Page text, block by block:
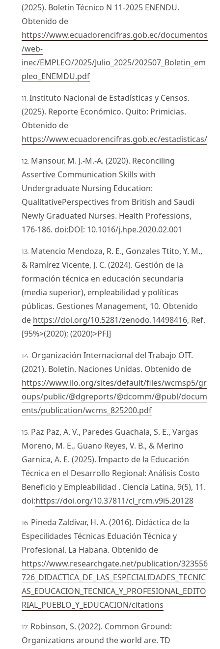
(2025). Boletín Técnico N 11-2025 ENENDU.
Obtenido de
https://www.ecuadorencifras.gob.ec/documentos
/web-
inec/EMPLEO/2025/Julio_2025/202507_Boletin_em
pleo_ENEMDU.pdf
Instituto Nacional de Estadísticas y Censos.
(2025). Reporte Económico. Quito: Primicias.
Obtenido de
https://www.ecuadorencifras.gob.ec/estadisticas/
Mansour, M. J.-M.-A. (2020). Reconciling
Assertive Communication Skills with
Undergraduate Nursing Education:
QualitativePerspectives from British and Saudi
Newly Graduated Nurses. Health Professions,
176-186. doi:DOI: 10.1016/j.hpe.2020.02.001
Matencio Mendoza, R. E., Gonzales Ttito, Y. M.,
& Ramírez Vicente, J. C. (2024). Gestión de la
formación técnica en educación secundaria
(media superior), empleabilidad y políticas
públicas. Gestiones Management, 10. Obtenido
de https://doi.org/10.5281/zenodo.14498416, Ref.
[95%>(2020); (2020)>PFI]
Organización Internacional del Trabajo OIT.
(2021). Boletin. Naciones Unidas. Obtenido de
https://www.ilo.org/sites/default/files/wcmsp5/gr
oups/public/@dgreports/@dcomm/@publ/docum
ents/publication/wcms_825200.pdf
Paz Paz, A. V., Paredes Guachala, S. E., Vargas
Moreno, M. E., Guano Reyes, V. B., & Merino
Garnica, A. E. (2025). Impacto de la Educación
Técnica en el Desarrollo Regional: Análisis Costo
Beneficio y Empleabilidad . Ciencia Latina, 9(5), 11.
doi:https://doi.org/10.37811/cl_rcm.v9i5.20128
Pineda Zaldivar, H. A. (2016). Didáctica de la
Especilidades Técnicas Eduación Técnica y
Profesional. La Habana. Obtenido de
https://www.researchgate.net/publication/323556
726_DIDACTICA_DE_LAS_ESPECIALIDADES_TECNIC
AS_EDUCACION_TECNICA_Y_PROFESIONAL_EDITO
RIAL_PUEBLO_Y_EDUCACION/citations
Robinson, S. (2022). Common Ground:
Organizations around the world are. TD